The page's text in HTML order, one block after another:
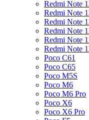
Redmi Note
Redmi Note
Redmi Note
Redmi Note
Redmi Note
Redmi Note
Poco C61
Poco C65
Poco M5S
Poco M6
Poco M6 Pro
Poco X6
Poco X6 Pro